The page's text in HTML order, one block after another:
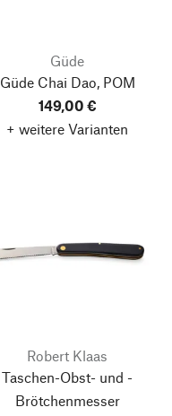
Güde
Güde Chai Dao, POM
149,00 €
+ weitere Varianten
Robert Klaas
Taschen-Obst- und -
Brötchenmesser